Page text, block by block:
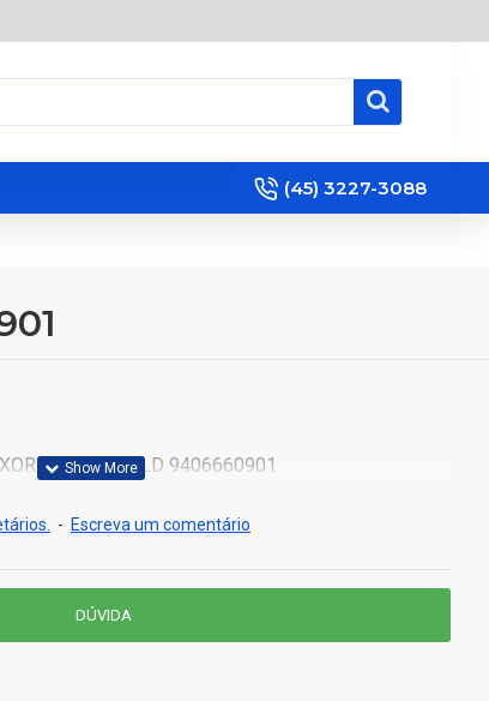
(45) 3227-3088
1933/2533 LD 9406660901
- Escreva um comentário
DÚVIDA